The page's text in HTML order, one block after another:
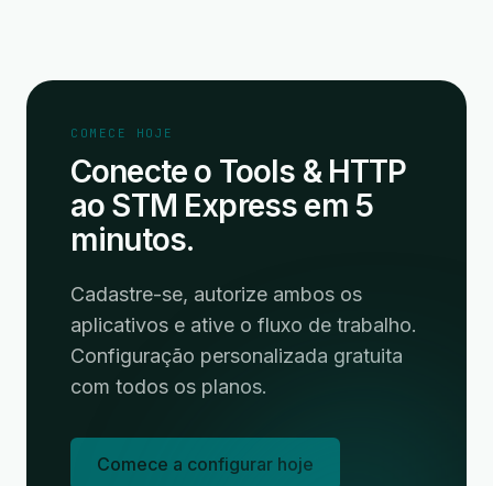
COMECE HOJE
Conecte o Tools & HTTP
ao STM Express em 5
minutos.
Cadastre-se, autorize ambos os
aplicativos e ative o fluxo de trabalho.
Configuração personalizada gratuita
com todos os planos.
Comece a configurar hoje